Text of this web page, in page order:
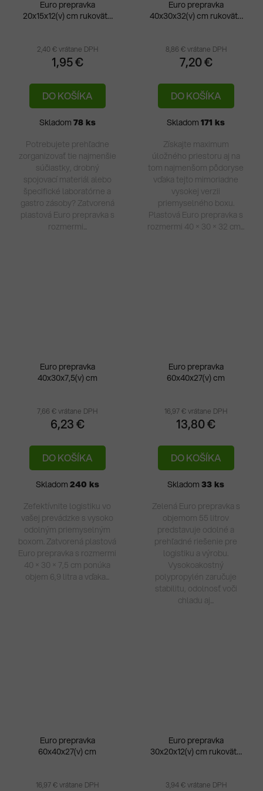
Euro prepravka
20x15x12(v) cm rukoväte
Priemerné
2,40 € vrátane DPH
1,95 €
DO KOŠÍKA
Skladom 78 ks
Potrebujete prehľadne
zorganizovať tie najmenšie
súčiastky, drobný
spojovací materiál alebo
špecifické laboratórne a
gastro zásoby? Zatvorená
plastová Euro prepravka s
rozmermi...
Euro prepravka
40x30x32(v) cm rukoväte
8,86 € vrátane DPH
7,20 €
DO KOŠÍKA
Skladom 171 ks
Získajte maximum
úložného priestoru aj na
tom najmenšom pôdoryse
vďaka tejto mimoriadne
vysokej verzii
priemyselného boxu.
Plastová Euro prepravka s
rozmermi 40 × 30 × 32 cm...
Euro prepravka
40x30x7,5(v) cm
7,66 € vrátane DPH
6,23 €
DO KOŠÍKA
Skladom 240 ks
Zefektívnite logistiku vo
vašej prevádzke s vysoko
odolným priemyselným
boxom. Zatvorená plastová
Euro prepravka s rozmermi
40 × 30 × 7,5 cm ponúka
objem 6,9 litra a vďaka...
Euro prepravka
60x40x27(v) cm
16,97 € vrátane DPH
13,80 €
DO KOŠÍKA
Skladom 33 ks
Zelená Euro prepravka s
objemom 55 litrov
predstavuje odolné a
prehľadné riešenie pre
logistiku a výrobu.
Vysokoakostný
polypropylén zaručuje
stabilitu, odolnosť voči
chladu aj...
Euro prepravka
60x40x27(v) cm
Priemerné
16,97 € vrátane DPH
Euro prepravka
30x20x12(v) cm rukoväte
3,94 € vrátane DPH